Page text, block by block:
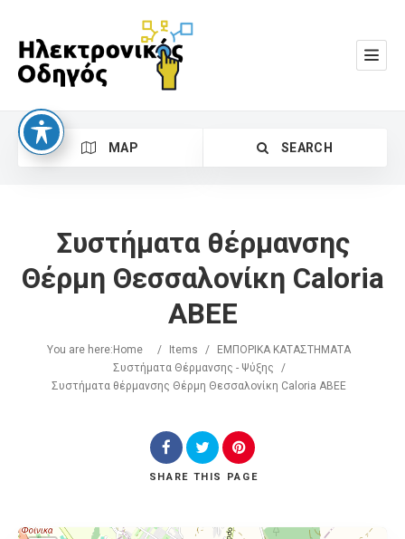
MAP SEARCH
Συστήματα θέρμανσης
Θέρμη Θεσσαλονίκη Caloria
ABEE
You are here: Home / Items /
ΕΜΠΟΡΙΚΑ ΚΑΤΑΣΤΗΜΑΤΑ
Συστήματα Θέρμανσης - Ψύξης
/
Συστήματα θέρμανσης Θέρμη Θεσσαλονίκη Caloria ABEE
SHARE THIS PAGE